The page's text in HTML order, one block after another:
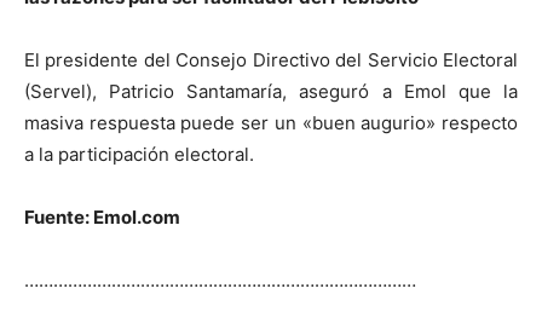
El presidente del Consejo Directivo del Servicio Electoral
(Servel), Patricio Santamaría, aseguró a Emol que la
masiva respuesta puede ser un «buen augurio» respecto
a la participación electoral.
Fuente: Emol.com
………………………………………………………………………